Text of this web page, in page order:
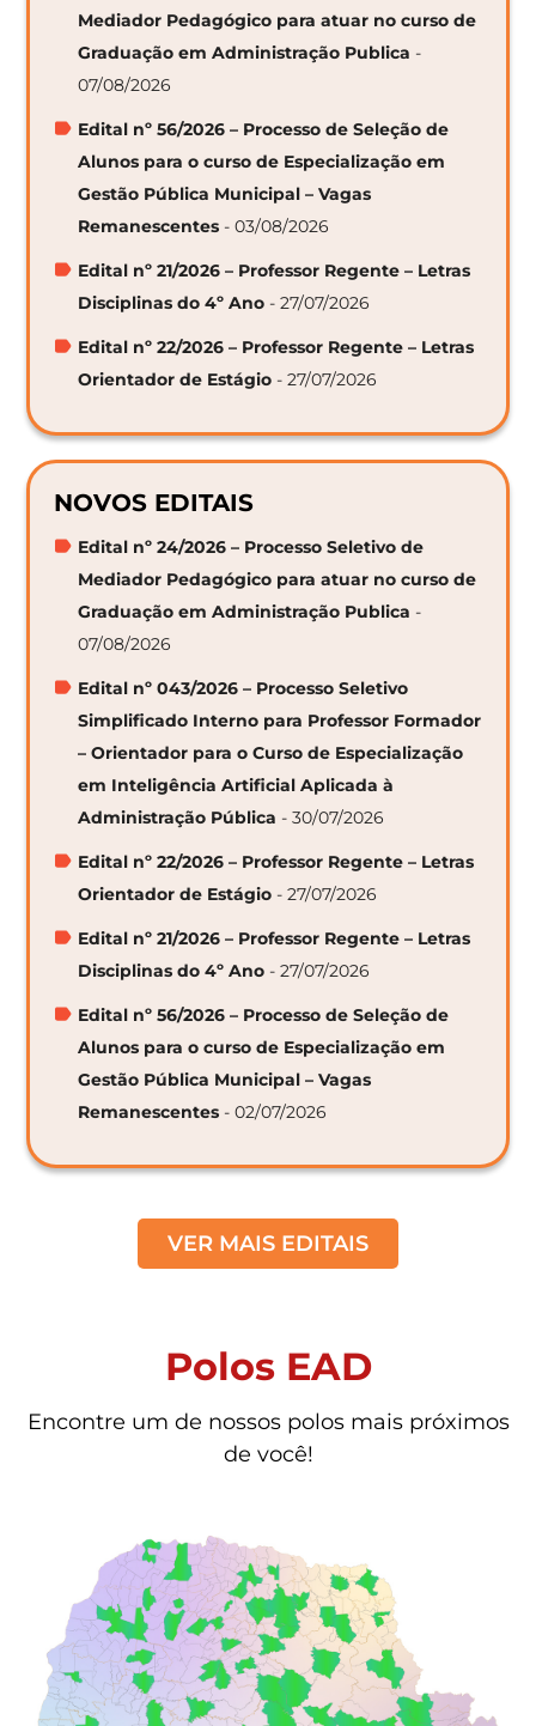
Mediador Pedagógico para atuar no curso de
Graduação em Administração Publica -
07/08/2026
Edital nº 56/2026 – Processo de Seleção de
Alunos para o curso de Especialização em
Gestão Pública Municipal – Vagas
Remanescentes - 03/08/2026
Edital nº 21/2026 – Professor Regente – Letras
Disciplinas do 4º Ano - 27/07/2026
Edital nº 22/2026 – Professor Regente – Letras
Orientador de Estágio - 27/07/2026
NOVOS EDITAIS
Edital nº 24/2026 – Processo Seletivo de
Mediador Pedagógico para atuar no curso de
Graduação em Administração Publica -
07/08/2026
Edital nº 043/2026 – Processo Seletivo
Simplificado Interno para Professor Formador
– Orientador para o Curso de Especialização
em Inteligência Artificial Aplicada à
Administração Pública - 30/07/2026
Edital nº 22/2026 – Professor Regente – Letras
Orientador de Estágio - 27/07/2026
Edital nº 21/2026 – Professor Regente – Letras
Disciplinas do 4º Ano - 27/07/2026
Edital nº 56/2026 – Processo de Seleção de
Alunos para o curso de Especialização em
Gestão Pública Municipal – Vagas
Remanescentes - 02/07/2026
VER MAIS EDITAIS
Polos EAD
Encontre um de nossos polos mais próximos
de você!